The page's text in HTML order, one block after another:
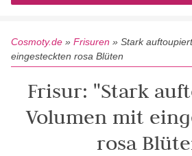
Cosmoty.de » Frisuren » Stark
eingesteckten rosa Blüten
Frisur: "Stark
Volumen mit
rosa